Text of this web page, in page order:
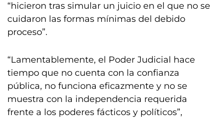
“hicieron tras simular un juicio en el que no se
cuidaron las formas mínimas del debido
proceso”.
“Lamentablemente, el Poder Judicial hace
tiempo que no cuenta con la confianza
pública, no funciona eficazmente y no se
muestra con la independencia requerida
frente a los poderes fácticos y políticos”,